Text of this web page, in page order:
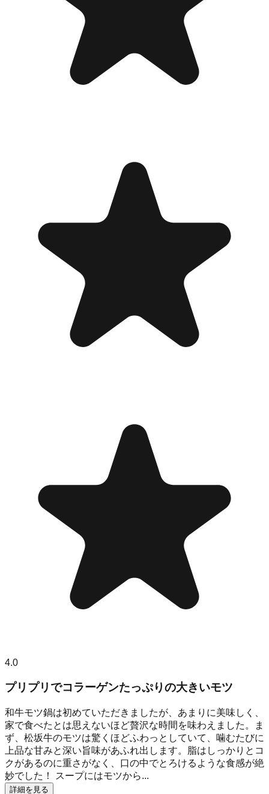
4.0
プリプリでコラーゲンたっぷりの大きいモツ
和牛モツ鍋は初めていただきましたが、あまりに美味しく、
家で食べたとは思えないほど贅沢な時間を味わえました。ま
ず、松坂牛のモツは驚くほどふわっとしていて、噛むたびに
上品な甘みと深い旨味があふれ出します。脂はしっかりとコ
クがあるのに重さがなく、口の中でとろけるような食感が絶
妙でした！ スープにはモツから...
詳細を見る